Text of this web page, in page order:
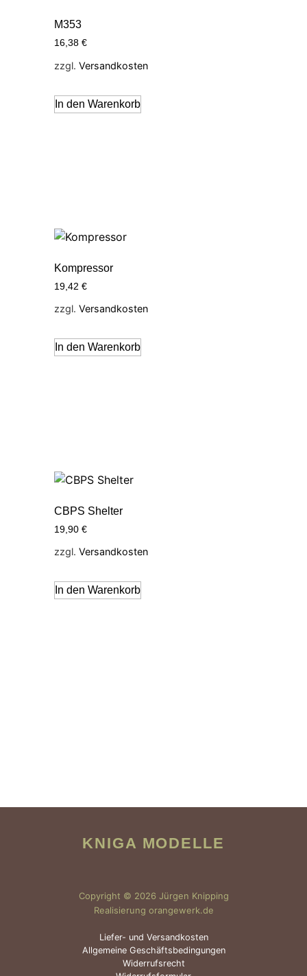
M353
16,38 €
zzgl. Versandkosten
In den Warenkorb
Kompressor
19,42 €
zzgl. Versandkosten
In den Warenkorb
CBPS Shelter
19,90 €
zzgl. Versandkosten
In den Warenkorb
KNIGA MODELLE
Copyright © 2026 Jürgen Knipping
Realisierung orangewerk.de
Liefer- und Versandkosten
Allgemeine Geschäftsbedingungen
Widerrufsrecht